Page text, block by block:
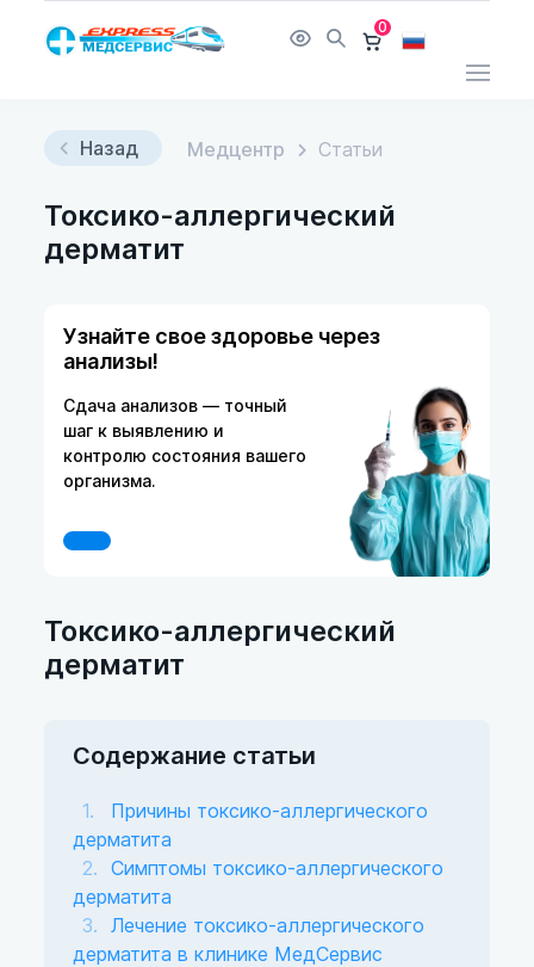
0
Назад Медцентр Статьи
Токсико-аллергический
дерматит
Узнайте свое здоровье через
анализы!
Сдача анализов — точный
шаг к выявлению и
контролю состояния вашего
организма.
Токсико-аллергический
дерматит
Содержание статьи
Причины токсико-аллергического
дерматита
Симптомы токсико-аллергического
дерматита
Лечение токсико-аллергического
дерматита в клинике МедСервис